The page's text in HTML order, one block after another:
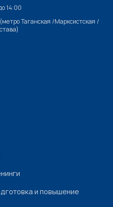
14:00
Таганская /Марксистская /
и повышение